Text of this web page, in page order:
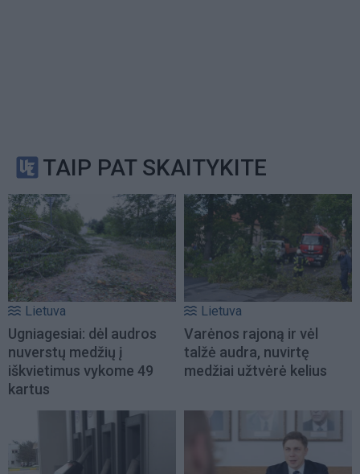
TAIP PAT SKAITYKITE
Lietuva
Ugniagesiai: dėl audros
nuverstų medžių į
iškvietimus vykome 49
kartus
Lietuva
Varėnos rajoną ir vėl
talžė audra, nuvirtę
medžiai užtvėrė kelius